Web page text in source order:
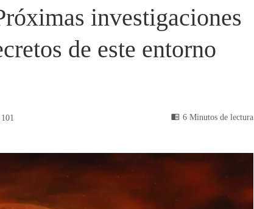
investigaciones
de este entorno
101 6 Minutos de lectura